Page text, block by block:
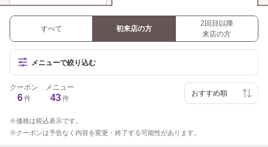
すべて 初来店の方
2回目以降
来店の方
メニューで絞り込む
クーポン
6件
メニュー
43件
価格は税込表示です。
クーポンは予告なく内容を変更・終了する可能性があります。